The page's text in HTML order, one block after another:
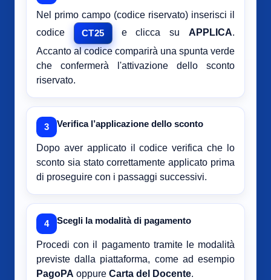
Nel primo campo (codice riservato) inserisci il
codice
CT25 e clicca suAPPLICA.
Accanto al codice comparirà una spunta verde
che confermerà l'attivazione dello sconto
riservato.
3 Verifica l’applicazione dello sconto
Dopo aver applicato il codice verifica che lo
sconto sia stato correttamente applicato prima
di proseguire con i passaggi successivi.
4 Scegli la modalità di pagamento
Procedi con il pagamento tramite le modalità
previste dalla piattaforma, come ad esempio
PagoPA oppure Carta del Docente.